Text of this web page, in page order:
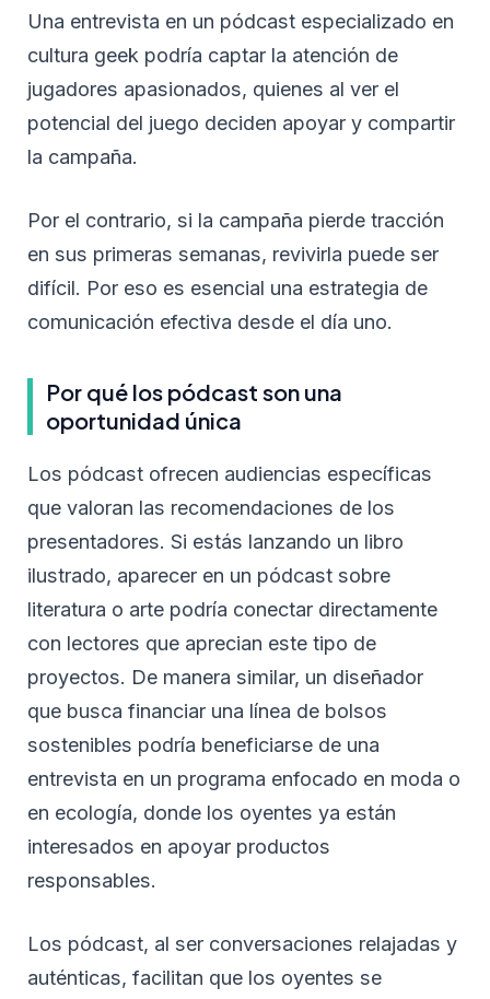
Una entrevista en un pódcast especializado en
cultura geek podría captar la atención de
jugadores apasionados, quienes al ver el
potencial del juego deciden apoyar y compartir
la campaña.
Por el contrario, si la campaña pierde tracción
en sus primeras semanas, revivirla puede ser
difícil. Por eso es esencial una estrategia de
comunicación efectiva desde el día uno.
Por qué los pódcast son una
oportunidad única
Los pódcast ofrecen audiencias específicas
que valoran las recomendaciones de los
presentadores. Si estás lanzando un libro
ilustrado, aparecer en un pódcast sobre
literatura o arte podría conectar directamente
con lectores que aprecian este tipo de
proyectos. De manera similar, un diseñador
que busca financiar una línea de bolsos
sostenibles podría beneficiarse de una
entrevista en un programa enfocado en moda o
en ecología, donde los oyentes ya están
interesados en apoyar productos
responsables.
Los pódcast, al ser conversaciones relajadas y
auténticas, facilitan que los oyentes se